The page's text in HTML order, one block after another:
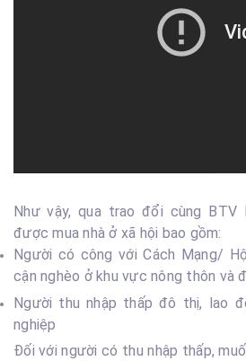
Như vậy, qua trao đổi cùng BTV
được mua nhà ở xã hội bao gồm:
Người có công với Cách Mạng/
cận nghèo ở khu vực nông thôn và
Người thu nhập thấp đô thị, lao
nghiệp
Đối với người có thu nhập thấp,